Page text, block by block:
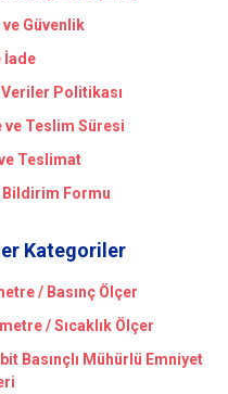
Güvenlik
İade
Politikası
ve Teslim Süresi
Teslimat
Bildirim Formu
Kategoriler
/ Basınç Ölçer
/ Sıcaklık Ölçer
Basınçlı Mühürlü Emniyet